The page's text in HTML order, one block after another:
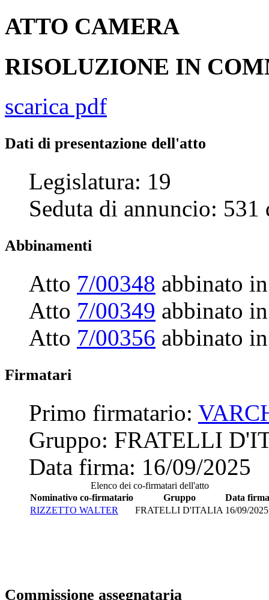
ATTO CAMERA
RISOLUZIONE IN
scarica pdf
Dati di presentazione dell'atto
Legislatura: 19
Seduta di annuncio: 531
Abbinamenti
Atto 7/00348 abbinato
Atto 7/00349 abbinato
Atto 7/00356 abbinato
Firmatari
Primo firmatario:
Gruppo: FRATELLI
Data firma: 16/09/2025
Elenco dei co-firmatari dell'atto
Nominativo co-firmatario
Gruppo
Data firma
RIZZETTO WALTER
FRATELLI D'ITALIA 16/09/2025
Commissione assegnataria